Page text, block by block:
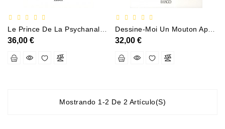
Fantasy
Et
Science-
Merchandising
36,00 € 32,00 €
Mostrando 1-2 De 2 Artículo(s)